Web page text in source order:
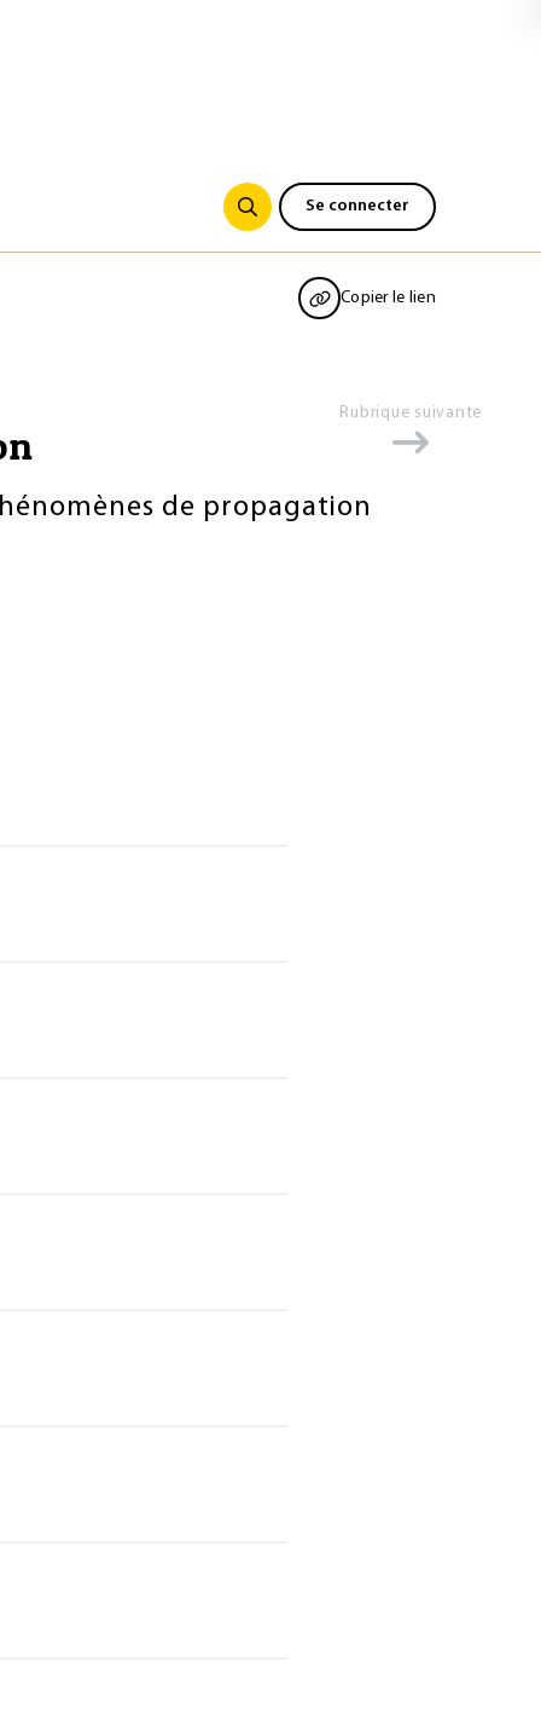
Se connecter
Copier le lien
Rubrique suivante
de propagation